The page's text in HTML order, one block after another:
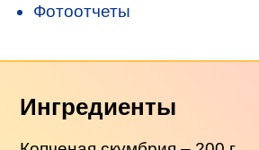
Фотоотчеты
Ингредиенты